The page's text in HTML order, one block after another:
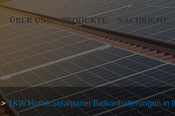
ÜBER UNS PRODUKTE NACHRICHT
1KW Home Solarpanel-Balkonhalterungen in